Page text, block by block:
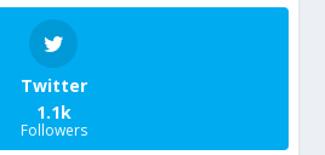
Twitter
1.1k
Followers